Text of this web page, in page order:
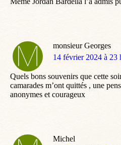
monsieur Georges
dit
14 février 2024 à 23
Quels bons souvenirs que cette
camarades m’ont quittés , une
anonymes et courageux
Michel